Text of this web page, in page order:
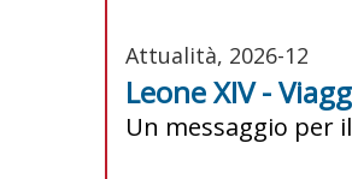
Attualità, 2026-12
Leone XIV -
Un messaggio per